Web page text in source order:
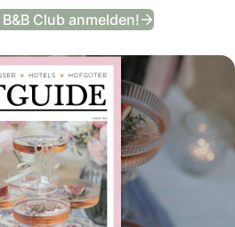
Club anmelden! Festguide